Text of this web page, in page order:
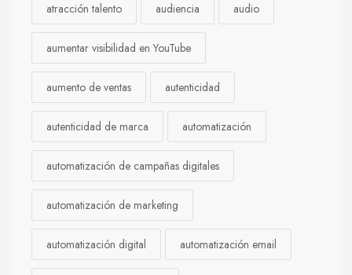
atracción talento audiencia audio
aumentar visibilidad en YouTube
aumento de ventas autenticidad
autenticidad de marca automatización
automatización de campañas digitales
automatización de marketing
automatización digital automatización email